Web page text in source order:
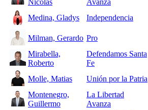
Nicolas
Avanza
Medina, Gladys Independencia
Milman, Gerardo Pro
Mirabella,
Roberto
Defendamos Santa
Fe
Molle, Matias Unión por la Patria
Montenegro,
Guillermo
La Libertad
Avanza